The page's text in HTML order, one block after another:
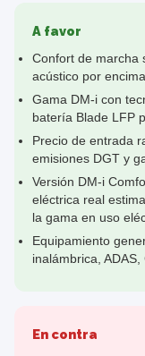
A favor
Confort de marcha
acústico por
Gama DM-i con
batería Blade LFP
Precio de entrada
emisiones DGT y
Versión DM-i
eléctrica real
la gama en uso
Equipamiento
inalámbrica,
En contra